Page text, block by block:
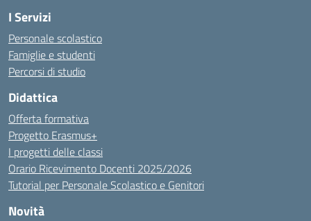
I Servizi
Personale scolastico
Famiglie e studenti
Percorsi di studio
Didattica
Offerta formativa
Progetto Erasmus+
I progetti delle classi
Orario Ricevimento Docenti 2025/2026
Tutorial per Personale Scolastico e Genitori
Novità